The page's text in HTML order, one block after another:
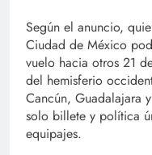
Según el anuncio,
Ciudad de México
vuelo hacia otros 21
del hemisferio
Cancún, Guadalajara
solo billete y política
equipajes.